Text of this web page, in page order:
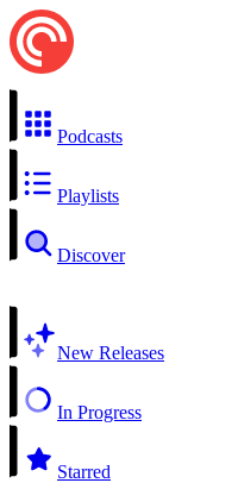
Podcasts
Playlists
Discover
New Releases
In Progress
Starred